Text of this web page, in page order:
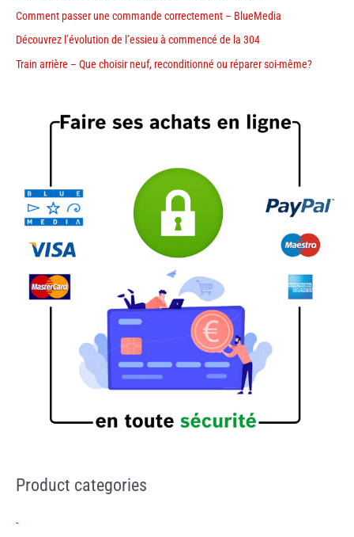
Comment passer une commande correctement – BlueMedia
Découvrez l’évolution de l’essieu à commencé de la 304
Train arrière – Que choisir neuf, reconditionné ou réparer soi-même?
Product categories
-